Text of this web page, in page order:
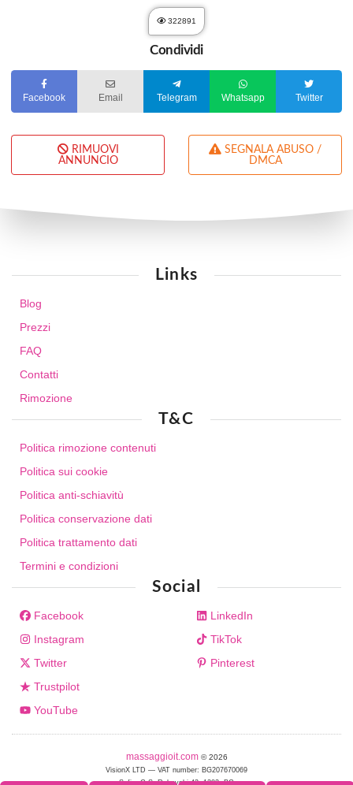
322891
Condividi
Facebook Email Telegram Whatsapp Twitter
RIMUOVI
ANNUNCIO
DMCA
Links
Blog
Prezzi
FAQ
Contatti
Rimozione
T&C
Politica rimozione contenuti
Politica sui cookie
Politica anti-schiavitù
Politica conservazione dati
Politica trattamento dati
Termini e condizioni
Social
Facebook
Instagram
Twitter
Trustpilot
YouTube
LinkedIn
TikTok
Pinterest
massaggioit.com © 2026
VisionX LTD — VAT number: BG207670069
Sofia, G.S. Rakovski 42, 1202, BG